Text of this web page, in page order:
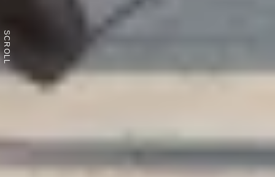
SCROLL